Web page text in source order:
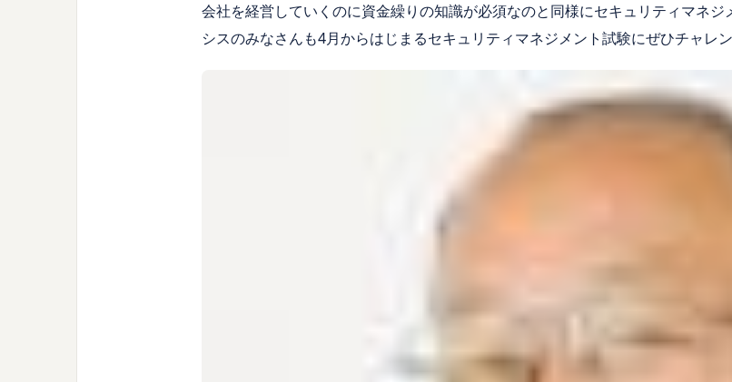
会社を経営していくのに資金繰りの知識が必須なのと同様にセキュリティマネ
シスのみなさんも4月からはじまるセキュリティマネジメント試験にぜひチャレ